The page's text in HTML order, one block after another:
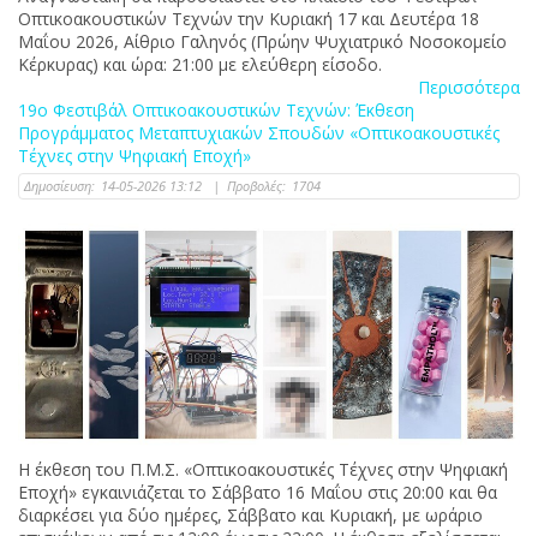
Οπτικοακουστικών Τεχνών την Κυριακή 17 και Δευτέρα 18
Μαΐου 2026, Αίθριο Γαληνός (Πρώην Ψυχιατρικό Νοσοκομείο
Κέρκυρας) και ώρα: 21:00 με ελεύθερη είσοδο.
Περισσότερα
19ο Φεστιβάλ Οπτικοακουστικών Τεχνών: Έκθεση
Προγράμματος Μεταπτυχιακών Σπουδών «Οπτικοακουστικές
Τέχνες στην Ψηφιακή Εποχή»
Δημοσίευση: 14-05-2026 13:12 | Προβολές: 1704
Η έκθεση του Π.Μ.Σ. «Οπτικοακουστικές Τέχνες στην Ψηφιακή
Εποχή» εγκαινιάζεται το Σάββατο 16 Μαΐου στις 20:00 και θα
διαρκέσει για δύο ημέρες, Σάββατο και Κυριακή, με ωράριο